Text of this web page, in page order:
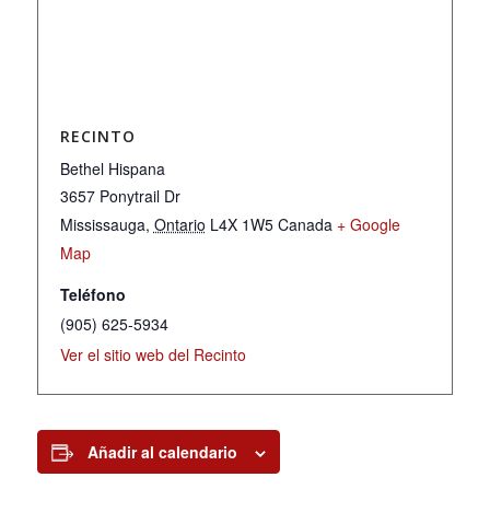
RECINTO
Bethel Hispana
3657 Ponytrail Dr
Mississauga, Ontario L4X 1W5 Canada + Google
Map
Teléfono
(905) 625-5934
Ver el sitio web del Recinto
Añadir al calendario